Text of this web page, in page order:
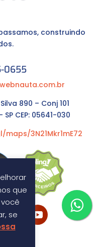
construindo
0655
890 – Conj 101
CEP: 05641-030
3N21Mkr1mE72
que
se